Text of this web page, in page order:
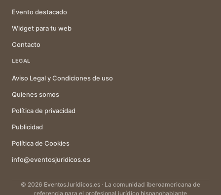
Evento destacado
Widget para tu web
Contacto
LEGAL
Aviso Legal y Condiciones de uso
Quienes somos
Política de privacidad
Publicidad
Política de Cookies
info@eventosjuridicos.es
© 2026 EventosJurídicos.es · La comunidad iberoamericana de
referencia para el profesional jurídico hispanohablante